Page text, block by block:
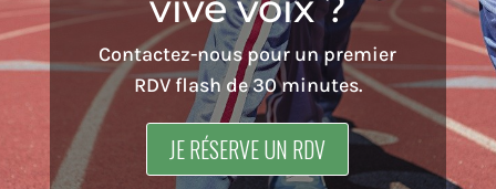
Contactez-nous pour un premier
RDV flash de 30 minutes.
JE RÉSERVE UN RDV